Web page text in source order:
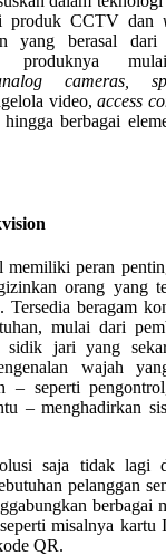
produk CCTV dan
yang berasal
produknya
cameras,
video, access
hingga berbagai
memiliki peran
orang yang
Tersedia beragam
mulai dari
sidik jari yang
wajah
– seperti
– menghadirkan
saja tidak lagi
pelanggan
berbagai
misalnya
QR.